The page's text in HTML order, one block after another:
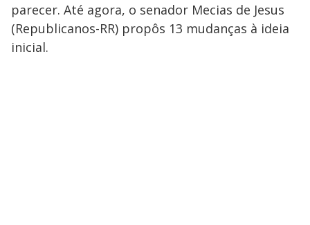
parecer. Até agora, o senador Mecias de Jesus
(Republicanos-RR) propôs 13 mudanças à ideia
inicial.